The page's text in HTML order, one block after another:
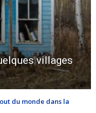
villages
du monde dans la